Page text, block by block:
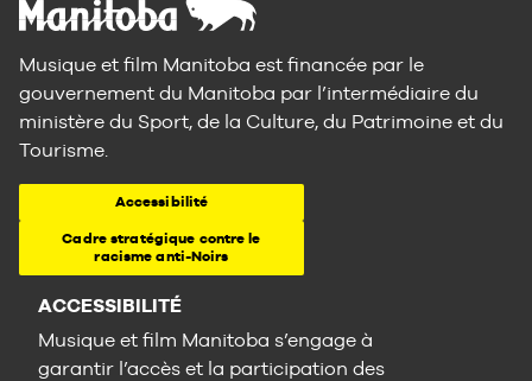
Musique et film Manitoba est financée par le
gouvernement du Manitoba par l’intermédiaire du
ministère du Sport, de la Culture, du Patrimoine et du
Tourisme.
Accessibilité
Cadre stratégique contre le
racisme anti-Noirs
ACCESSIBILITÉ
Musique et film Manitoba s’engage à
garantir l’accès et la participation des